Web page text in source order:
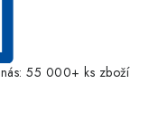
55 000+ ks zboží